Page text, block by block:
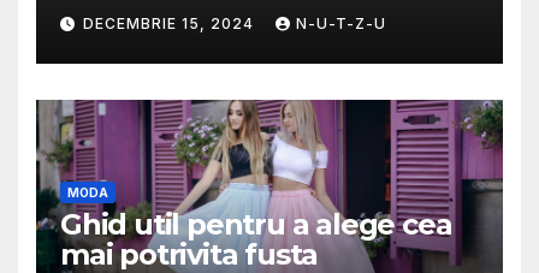
DECEMBRIE 15, 2024 N-U-T-Z-U
MODA
Ghid util pentru a alege cea
mai potrivita fusta